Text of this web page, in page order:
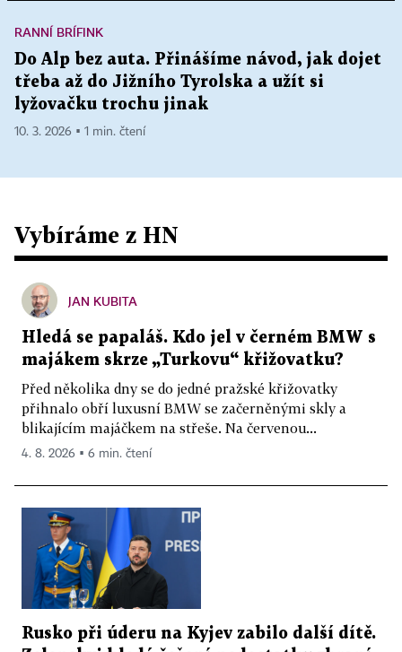
RANNÍ BRÍFINK
Do Alp bez auta. Přinášíme návod, jak dojet
třeba až do Jižního Tyrolska a užít si
lyžovačku trochu jinak
10. 3. 2026 ▪ 1 min. čtení
Vybíráme z HN
JAN KUBITA
Hledá se papaláš. Kdo jel v černém BMW s
majákem skrze „Turkovu“ křižovatku?
Před několika dny se do jedné pražské křižovatky
přihnalo obří luxusní BMW se začerněnými skly a
blikajícím majáčkem na střeše. Na červenou...
4. 8. 2026 ▪ 6 min. čtení
Rusko při úderu na Kyjev zabilo další dítě.